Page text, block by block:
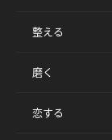
整える
磨く
恋する